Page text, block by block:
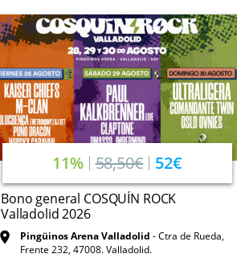
11% 58,50€ 52€
Bono general COSQUÍN ROCK
Valladolid 2026
Pingüinos Arena Valladolid
Ctra de Rueda,
Frente 232, 47008. Valladolid.